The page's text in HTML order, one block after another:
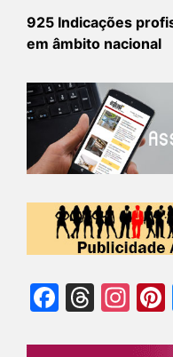
925 Indicações
em âmbito nacional